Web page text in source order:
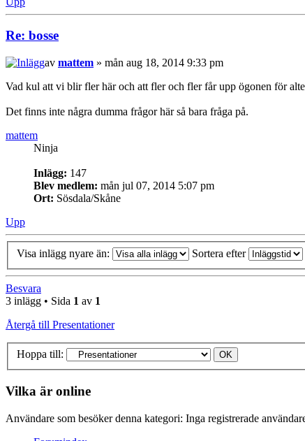
Re: bosse
av mattem » mån aug 18, 2014 9:33 pm
Vad kul att vi blir fler här och att fler och fler får upp ögonen för
Det finns inte några dumma frågor här så bara fråga på.
mattem
Ninja
Inlägg: 147
Blev medlem: mån jul 07, 2014 5:07 pm
Ort: Sösdala/Skåne
Upp
Visa inlägg nyare än: Sortera efter
Besvara
3 inlägg • Sida 1 av 1
Återgå till Presentationer
Hoppa till:
Vilka är online
Användare som besöker denna kategori: Inga registrerade